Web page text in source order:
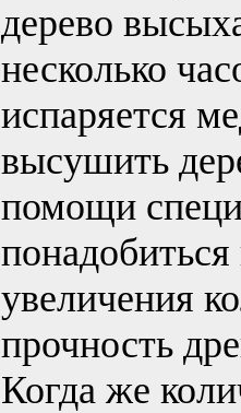
дерево
несколько
испаряется
высушить
помощи
увеличения
прочность
Когда же